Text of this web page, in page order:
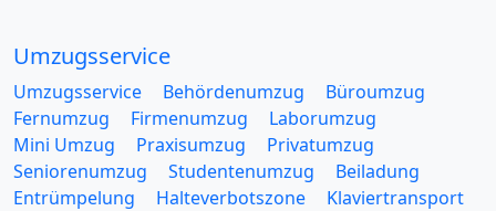
Umzugsservice
Umzugsservice Behördenumzug
Büroumzug
Fernumzug
Firmenumzug
Laborumzug
Mini Umzug
Praxisumzug
Privatumzug
Seniorenumzug
Studentenumzug
Beiladung
Entrümpelung
Halteverbotszone
Klaviertransport